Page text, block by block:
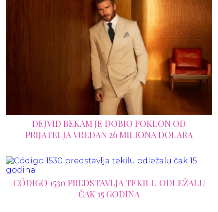
DEJVID BEKAM JE DOBIO POKLON OD
PRIJATELJA VREDAN 26 MILIONA DOLARA
CÓDIGO 1530 PREDSTAVLJA TEKILU ODLEŽALU
ČAK 15 GODINA